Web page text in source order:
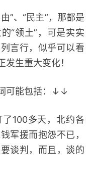
、“民主”，那都是
“领土”，可是实实
言行，似乎可以看
生重大变化！
可能包括：↓↓
100多天，北约各
军援而抱怨不已，
谈判，而且，谈的